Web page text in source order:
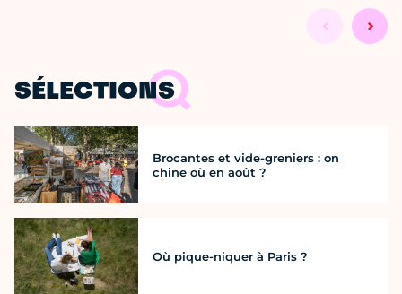
SÉLECTIONS
Brocantes et vide-greniers : on
chine où en août ?
Où pique-niquer à Paris ?